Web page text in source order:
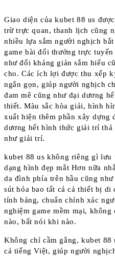
Giao diện của kubet 88 us
trừ trực quan, thanh lịch cũng
nhiều lựa sắm người nghịch
game bài đổi thưởng trực
như đối kháng giản sắm hiểu
cho. Các ích lợi được thu xếp
ngắn gọn, giúp người nghịch
đam mê cũng như đại dương
thiết. Màu sắc hòa giải, hình
xuất hiện thêm phần xây dựng
dương hết hình thức giải trí thả
như giải trí.
kubet 88 us không riêng gì lưu
dạng hình đẹp mắt Hơn nữa
da đình phía trên hầu cũng
sút hóa bao tất cả cả thiết bị di
tính bảng, chuẩn chỉnh xác
nghiệm game mềm mại,
nào, bất nói khi nào.
Không chỉ cầm gắng, kubet
cả tiếng Việt, giúp người